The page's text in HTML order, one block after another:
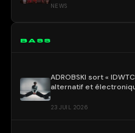
NEWS
BASS
ADROBSKI sort «
alternatif et
23 JUIL 2026